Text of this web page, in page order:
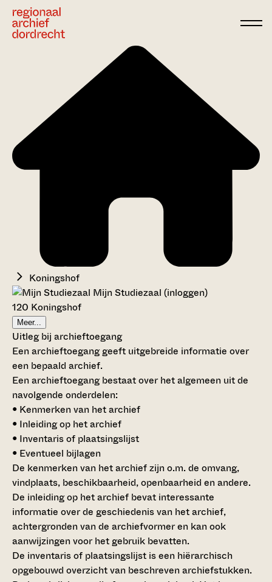
Koningshof
Mijn Studiezaal (inloggen)
120 Koningshof
Meer...
Uitleg bij archieftoegang
Een archieftoegang geeft uitgebreide informatie over
een bepaald archief.
Een archieftoegang bestaat over het algemeen uit de
navolgende onderdelen:
• Kenmerken van het archief
• Inleiding op het archief
• Inventaris of plaatsingslijst
• Eventueel bijlagen
De kenmerken van het archief zijn o.m. de omvang,
vindplaats, beschikbaarheid, openbaarheid en andere.
De inleiding op het archief bevat interessante
informatie over de geschiedenis van het archief,
achtergronden van de archiefvormer en kan ook
aanwijzingen voor het gebruik bevatten.
De inventaris of plaatsingslijst is een hiërarchisch
opgebouwd overzicht van beschreven archiefstukken.